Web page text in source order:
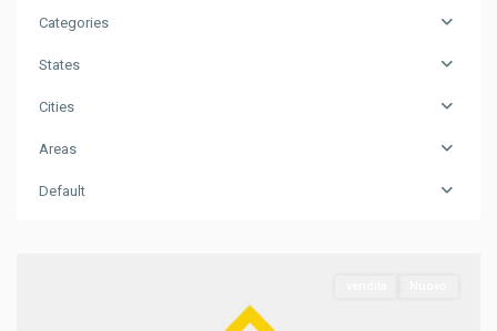
Categories
States
Cities
Areas
Default